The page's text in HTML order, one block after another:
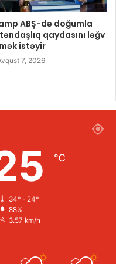
ABŞ-də doğumla
qaydasını ləğv
istəyir
7, 2026
℃
34º - 24º
88%
3.57 km/h